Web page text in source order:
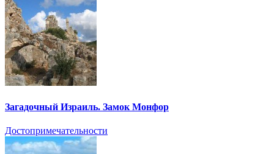
Загадочный Израиль. Замок Монфор
Достопримечательности